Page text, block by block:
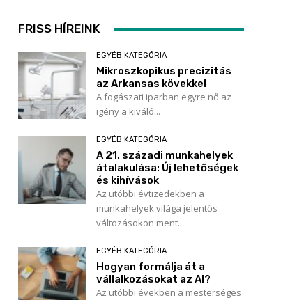
FRISS HÍREINK
EGYÉB KATEGÓRIA
Mikroszkopikus precizitás
az Arkansas kövekkel
A fogászati iparban egyre nő az
igény a kiváló...
EGYÉB KATEGÓRIA
A 21. századi munkahelyek
átalakulása: Új lehetőségek
és kihívások
Az utóbbi évtizedekben a
munkahelyek világa jelentős
változásokon ment...
EGYÉB KATEGÓRIA
Hogyan formálja át a
vállalkozásokat az AI?
Az utóbbi években a mesterséges